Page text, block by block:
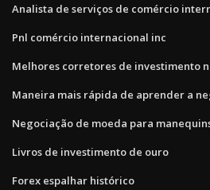
Analista de serviços de comércio
Pnl comércio internacional inc
Melhores corretores de investimento
Maneira mais rápida de aprender a
Negociação de moeda para
Livros de investimento de ouro
Forex espalhar histórico